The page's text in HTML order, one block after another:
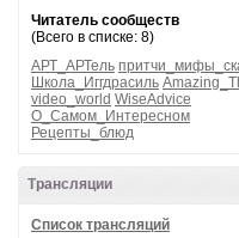
Читатель сообществ
(Всего в списке: 8)
АРТ_АРТель
Школа_Иггдрасиль
video_world WiseAdvice
О_Самом_Интересном
Рецепты_блюд
Трансляции
Список трансляций